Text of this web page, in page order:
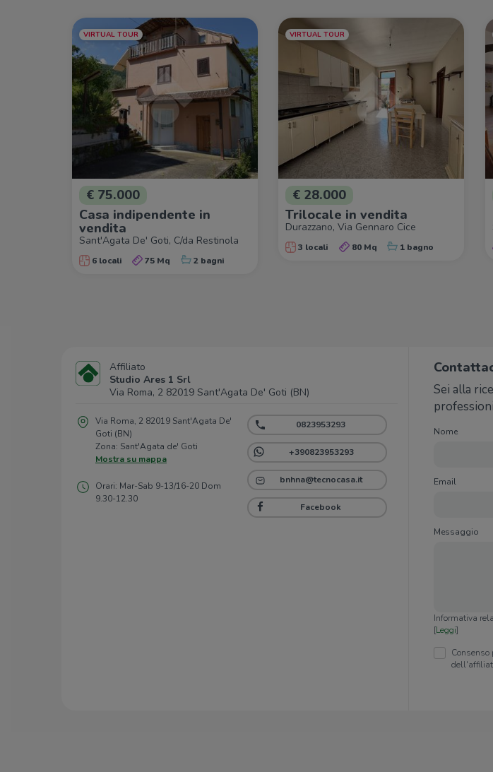
VIRTUAL TOUR
€ 75.000
Casa indipendente in
vendita
Sant'Agata De' Goti, C/da Restinola
6 locali 75 Mq 2 bagni
VIRTUAL TOUR
€ 28.000
Trilocale in vendita
Durazzano, Via Gennaro Cice
3 locali 80 Mq 1 bagno
Affiliato
Studio Ares 1 Srl
Via Roma, 2 82019 Sant'Agata De' Goti (BN)
Via Roma, 2 82019 Sant'Agata De'
Goti (BN)
Zona: Sant'Agata de' Goti
Mostra su mappa
Orari: Mar-Sab 9-13/16-20 Dom
9.30-12.30
0823953293
+390823953293
bnhna@tecnocasa.it
Facebook
Sei alla
Nome
Email
Messaggio
Informativa
[Leggi]
Consenso